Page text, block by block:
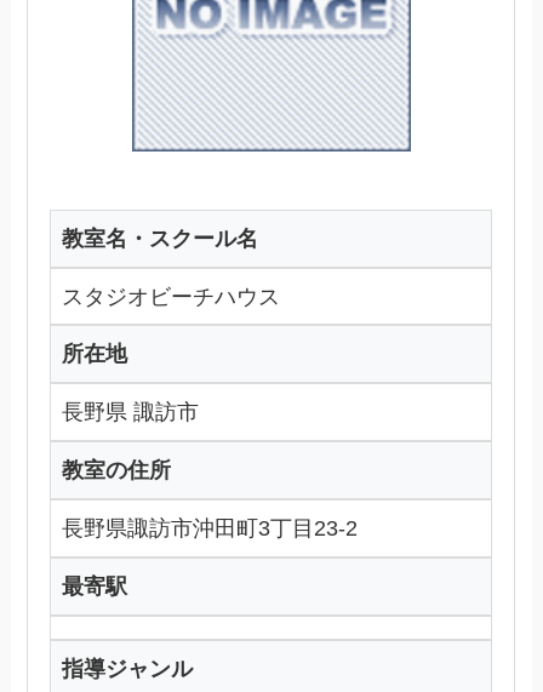
教室名・スクール名
スタジオビーチハウス
所在地
長野県 諏訪市
教室の住所
長野県諏訪市沖田町3丁目23-2
最寄駅
指導ジャンル